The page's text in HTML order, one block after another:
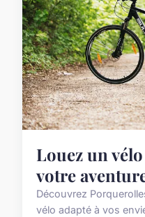
Louez un
votre
Découvrez
vélo adapté à vos